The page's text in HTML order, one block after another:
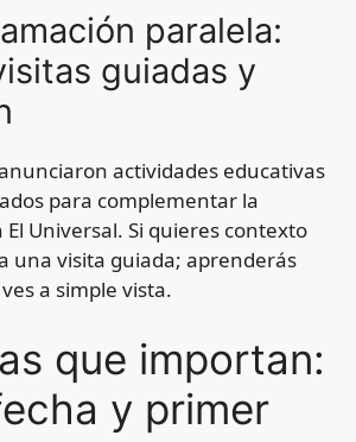
paralela:
guiadas y
actividades educativas
para complementar la
Universal. Si quieres contexto
una visita guiada; aprenderás
a simple vista.
que importan:
y primer